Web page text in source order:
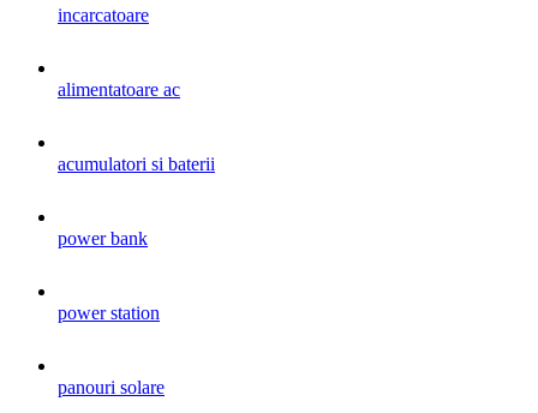
incarcatoare
alimentatoare ac
acumulatori si baterii
power bank
power station
panouri solare